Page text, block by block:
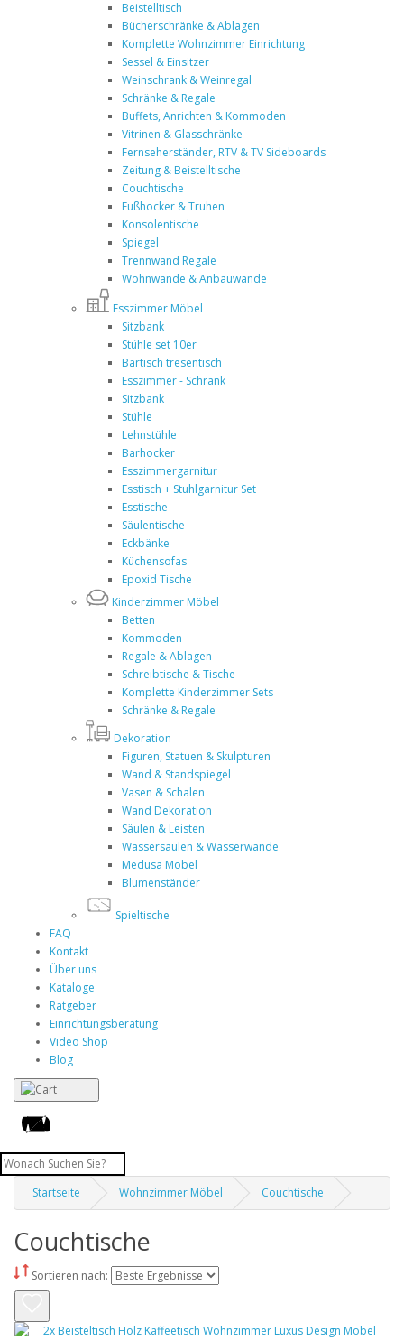
Beistelltisch
Bücherschränke & Ablagen
Komplette Wohnzimmer Einrichtung
Sessel & Einsitzer
Weinschrank & Weinregal
Schränke & Regale
Buffets, Anrichten & Kommoden
Vitrinen & Glasschränke
Fernseherständer, RTV & TV Sideboards
Zeitung & Beistelltische
Couchtische
Fußhocker & Truhen
Konsolentische
Spiegel
Trennwand Regale
Wohnwände & Anbauwände
Esszimmer Möbel
Sitzbank
Stühle set 10er
Bartisch tresentisch
Esszimmer - Schrank
Sitzbank
Stühle
Lehnstühle
Barhocker
Esszimmergarnitur
Esstisch + Stuhlgarnitur Set
Esstische
Säulentische
Eckbänke
Küchensofas
Epoxid Tische
Kinderzimmer Möbel
Betten
Kommoden
Regale & Ablagen
Schreibtische & Tische
Komplette Kinderzimmer Sets
Schränke & Regale
Dekoration
Figuren, Statuen & Skulpturen
Wand & Standspiegel
Vasen & Schalen
Wand Dekoration
Säulen & Leisten
Wassersäulen & Wasserwände
Medusa Möbel
Blumenständer
Spieltische
FAQ
Kontakt
Über uns
Kataloge
Ratgeber
Einrichtungsberatung
Video Shop
Blog
Startseite Wohnzimmer Möbel Couchtische
Couchtische
Sortieren nach: